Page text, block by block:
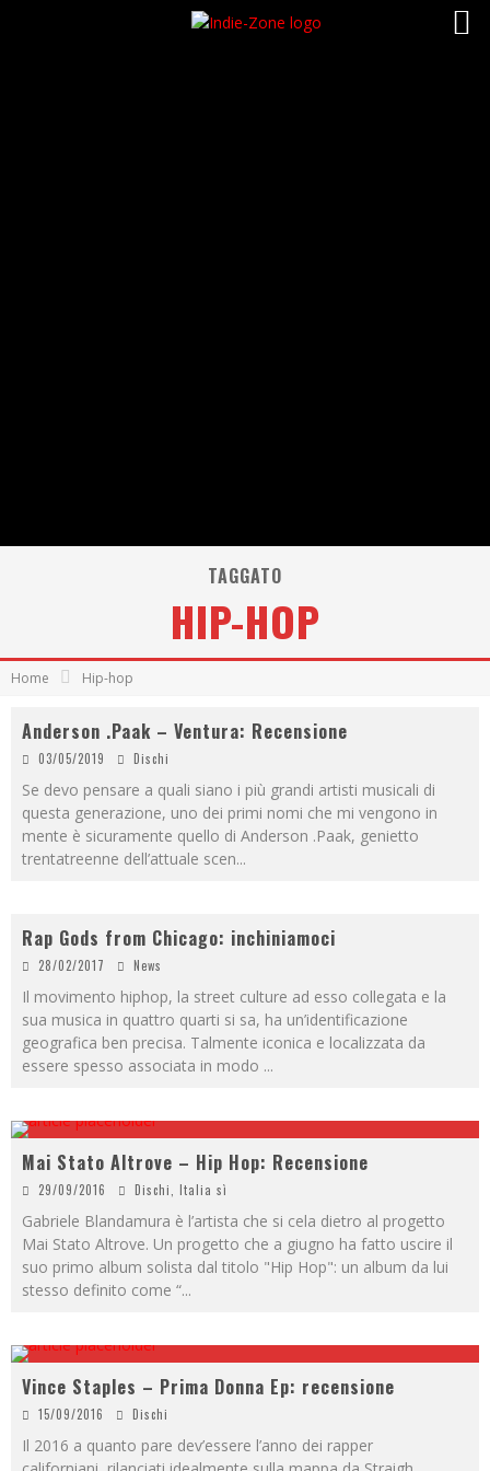
TAGGATO
HIP-HOP
Home Hip-hop
Anderson .Paak – Ventura: Recensione
03/05/2019 Dischi
Se devo pensare a quali siano i più grandi artisti musicali di
questa generazione, uno dei primi nomi che mi vengono in
mente è sicuramente quello di Anderson .Paak, genietto
trentatreenne dell’attuale scen...
Rap Gods from Chicago: inchiniamoci
28/02/2017 News
Il movimento hiphop, la street culture ad esso collegata e la
sua musica in quattro quarti si sa, ha un’identificazione
geografica ben precisa. Talmente iconica e localizzata da
essere spesso associata in modo ...
Mai Stato Altrove – Hip Hop: Recensione
29/09/2016 Dischi Italia sì
Gabriele Blandamura è l’artista che si cela dietro al progetto
Mai Stato Altrove. Un progetto che a giugno ha fatto uscire il
suo primo album solista dal titolo "Hip Hop": un album da lui
stesso definito come “...
Vince Staples – Prima Donna Ep: recensione
15/09/2016 Dischi
Il 2016 a quanto pare dev’essere l’anno dei rapper